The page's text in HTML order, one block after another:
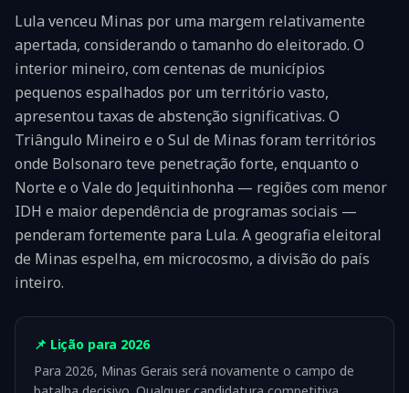
Lula venceu Minas por uma margem relativamente
apertada, considerando o tamanho do eleitorado. O
interior mineiro, com centenas de municípios
pequenos espalhados por um território vasto,
apresentou taxas de abstenção significativas. O
Triângulo Mineiro e o Sul de Minas foram territórios
onde Bolsonaro teve penetração forte, enquanto o
Norte e o Vale do Jequitinhonha — regiões com menor
IDH e maior dependência de programas sociais —
penderam fortemente para Lula. A geografia eleitoral
de Minas espelha, em microcosmo, a divisão do país
inteiro.
📌 Lição para 2026
Para 2026, Minas Gerais será novamente o campo de